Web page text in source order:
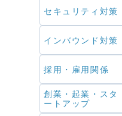
セキュリティ対策
インバウンド対策
採用・雇用関係
創業・起業・スタ
ートアップ